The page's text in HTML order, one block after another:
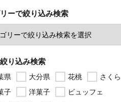
ーで絞り込み検索
り込み検索
県 大分県 花桃
さくら
子
洋菓子
ビュッフェ